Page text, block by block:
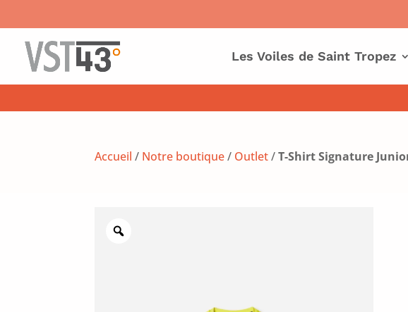
Les Voiles de Saint Tropez
Accueil / Notre boutique/ Outlet/T-Shirt Signature